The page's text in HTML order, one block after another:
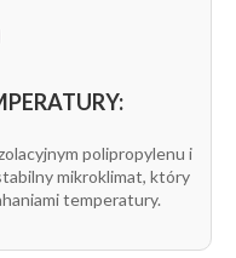
polipropylenu i
mikroklimat, który
temperatury.